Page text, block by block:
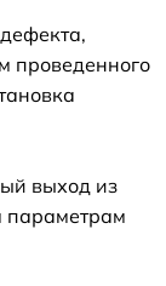
проведенного
выход из
параметрам